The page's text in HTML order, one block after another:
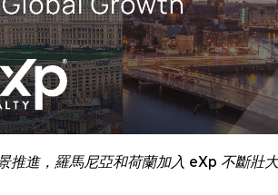
推進，羅馬尼亞和荷蘭加入 eXp 不斷壯